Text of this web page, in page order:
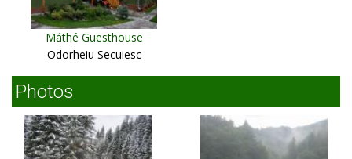
Máthé Guesthouse
Odorheiu Secuiesc
Photos